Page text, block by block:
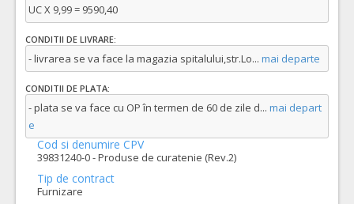
UC X 9,99 = 9590,40
CONDITII DE LIVRARE:
- livrarea se va face la magazia spitalului,str.Lo... mai departe
CONDITII DE PLATA:
- plata se va face cu OP în termen de 60 de zile d... mai depart
e
Cod si denumire CPV
39831240-0 - Produse de curatenie (Rev.2)
Tip de contract
Furnizare